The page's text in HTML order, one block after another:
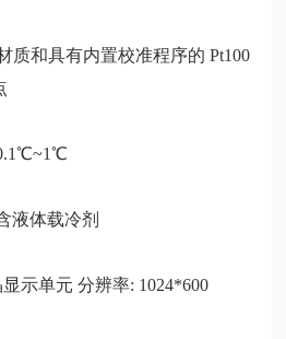
质和具有内置校准程序的 Pt100
液体载冷剂
示单元 分辨率: 1024*600